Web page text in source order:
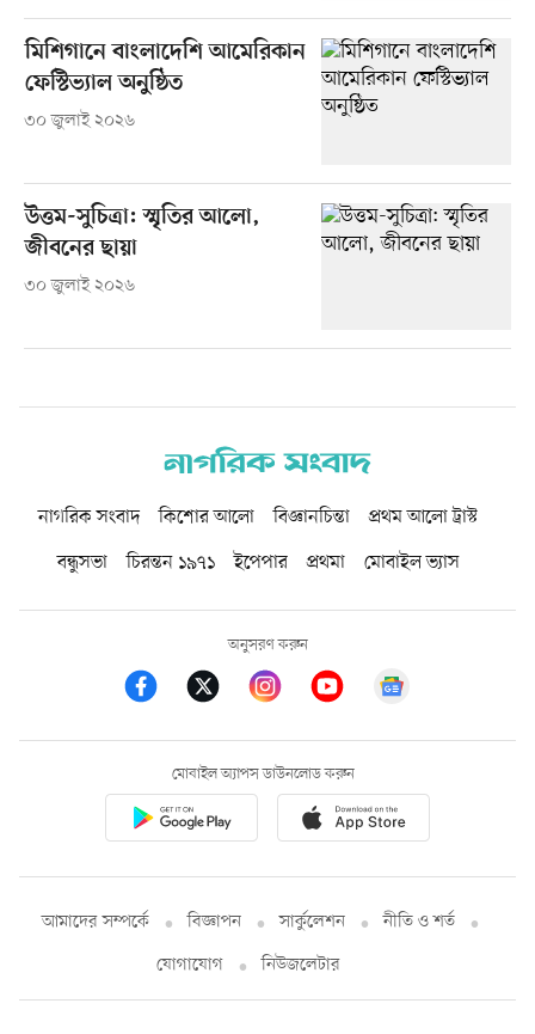
মিশিগানে বাংলাদেশি আমেরিকান
ফেস্টিভ্যাল অনুষ্ঠিত
৩০ জুলাই ২০২৬
উত্তম-সুচিত্রা: স্মৃতির আলো,
জীবনের ছায়া
৩০ জুলাই ২০২৬
নাগরিক সংবাদ কিশোর আলো বিজ্ঞানচিন্তা
প্রথম আলো ট্রাস্ট
বন্ধুসভা
চিরন্তন ১৯৭১ ইপেপার প্রথমা মোবাইল ভ্যাস
অনুসরণ করুন
মোবাইল অ্যাপস ডাউনলোড করুন
আমাদের সম্পর্কে বিজ্ঞাপন সার্কুলেশন
নীতি ও শর্ত
যোগাযোগ
নিউজলেটার